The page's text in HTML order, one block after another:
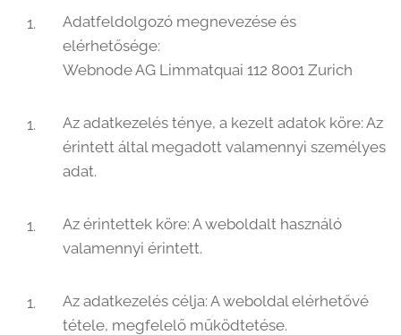
Adatfeldolgozó megnevezése és
elérhetősége:
Webnode AG Limmatquai 112 8001 Zurich
Az adatkezelés ténye, a kezelt adatok köre: Az
érintett által megadott valamennyi személyes
adat.
Az érintettek köre: A weboldalt használó
valamennyi érintett.
Az adatkezelés célja: A weboldal elérhetővé
tétele, megfelelő működtetése.